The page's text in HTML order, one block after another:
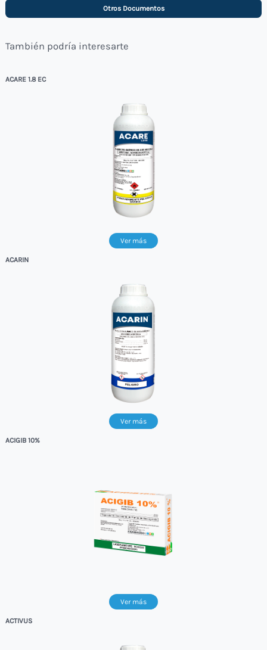
Otros Documentos
También podría interesarte
ACARE 1.8 EC
Ver más
ACARIN
Ver más
ACIGIB 10%
Ver más
ACTIVUS